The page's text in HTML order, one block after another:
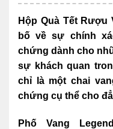
Hộp Quà Tết
bố về sự chính
chứng dành cho
sự khách quan
chỉ là một chai
chứng cụ thể cho
Phố Vang